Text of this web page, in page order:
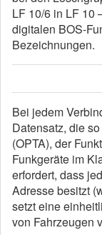
LF 10/6 in LF 10
digitalen BOS-
Bezeichnungen.
Bei jedem
Datensatz, die
(OPTA), der
Funkgeräte im
erfordert, dass
Adresse besitzt
setzt eine
von Fahrzeugen